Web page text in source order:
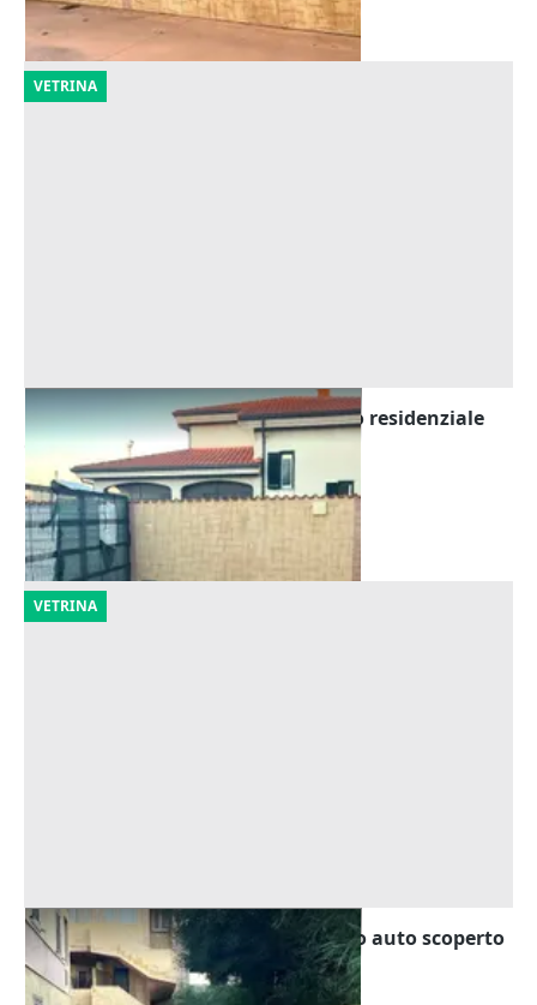
01/10/2026
VETRINA
Asta Posto auto scoperto in edificio residenziale
Cabras (Oristano)
Offerta minima
1.155 €
01/10/2026
VETRINA
Asta Area urbana destinata a posto auto scoperto
Offerta minima
1.253 €